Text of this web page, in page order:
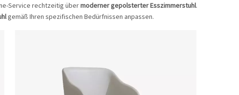
Service rechtzeitig übermoderner gepolsterter Esszimmerstuhl.
gemäß Ihren spezifischen Bedürfnissen anpassen.